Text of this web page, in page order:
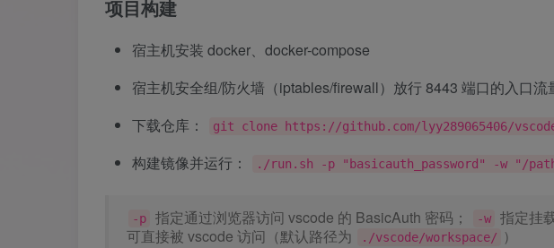
项目构建
宿主机安装 docker、docker-compose
宿主机安全组/防火墙（iptables/firewall）放行 8443 端口的入口流
下载仓库：
git clone https://github.com/lyy289065406/
构建镜像并运行： ./run.sh -p "basicauth_password" -w "/
-p 指定通过浏览器访问 vscode 的 BasicAuth 密码； -w
指定挂
可直接被 vscode 访问（默认路径为
./vscode/workspace/ ）